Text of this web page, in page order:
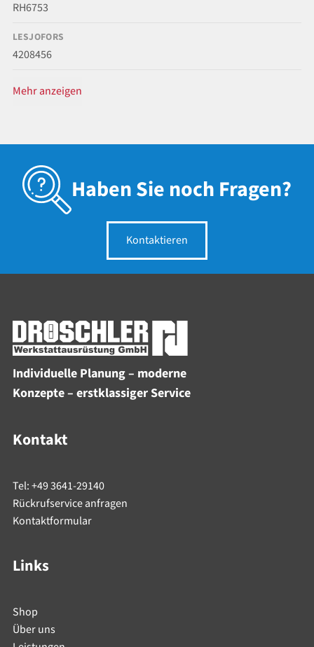
RH6753
LESJOFORS
4208456
Mehr anzeigen
Haben Sie noch Fragen?
Kontaktieren
Individuelle Planung – moderne
Konzepte – erstklassiger Service
Kontakt
Tel: +49 3641-29140
Rückrufservice anfragen
Kontaktformular
Links
Shop
Über uns